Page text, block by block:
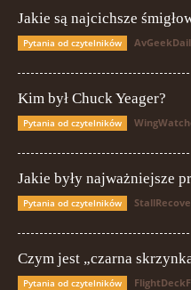
Jakie są najcichsze
Pytania od czytelników
Kim był Chuck Yeager?
Pytania od czytelników
Jakie były najważniejsze
Pytania od czytelników
Czym jest „czarna
Pytania od czytelników